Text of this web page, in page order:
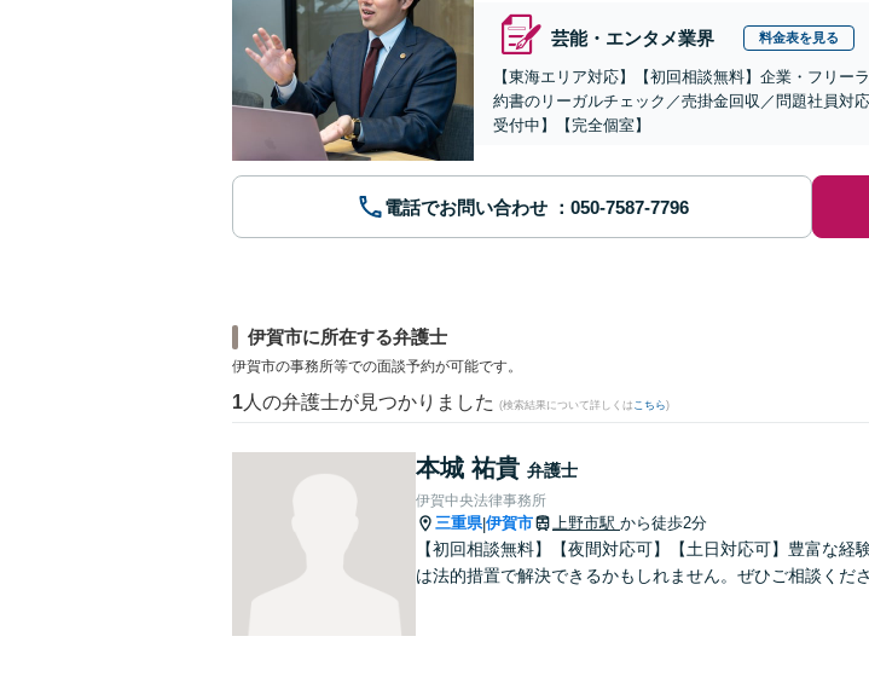
芸能・エンタメ業界 料金表を見る
【東海エリア対応】【初回相談無料】企業・フリ
約書のリーガルチェック／売掛金回収／問題社員対
受付中】【完全個室】
電話でお問い合わせ
伊賀市に所在する弁護士
伊賀市の事務所等での面談予約が可能です。
1 人の弁護士が見つかりました (検索結果について詳しくは こちら)
本城 祐貴 弁護士
伊賀中央法律事務所
三重県|伊賀市 上野市駅 から徒歩2分
【初回相談無料】【夜間対応可】【土日対応可】豊富な
は法的措置で解決できるかもしれません。ぜひご相談くださ